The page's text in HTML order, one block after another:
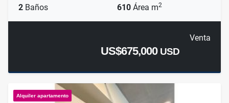
2 Baños 610 Área m2
Venta
US$675,000 USD
Alquiler apartamento